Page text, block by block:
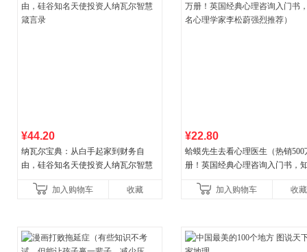
¥44.20
纳瓦尔宝典：从白手起家到财务自
由，硅谷知名天使投资人纳瓦尔智慧
加入购物车
收藏
¥22.80
蛤蟆先生去看心理医生（热销500
册！英国经典心理咨询入门书，
加入购物车
收藏